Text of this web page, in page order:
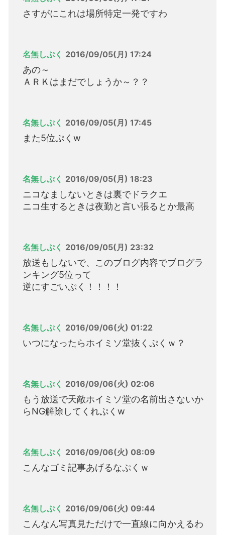
さすがにこれは場所特定一発ですわ
名無しぷく 2016/09/05(月) 17:24
あの～
ＡＲＫはまだでしょうか～？？
名無しぷく 2016/09/05(月) 17:45
また5位ぷくw
名無しぷく 2016/09/05(月) 18:23
ニコなましないときは裏でドラクエ
ニコ生するときは夜勤と言い張るとか最高
名無しぷく 2016/09/05(月) 23:32
放送もしないで、このブログ内容でブログラ
ンキング5位って
逆にすごいぷく！！！！
名無しぷく 2016/09/06(火) 01:22
いつになったらホイミソ堂抜くぷくｗ？
名無しぷく 2016/09/06(火) 02:06
もう放送で天敵ホイミソ堂の名前出さないか
らNG解除してくれぷくw
名無しぷく 2016/09/06(火) 08:09
こんなゴミ記事あげるなぷくｗ
名無しぷく 2016/09/06(火) 09:44
こんなん写真見ただけで一直線に向かえるわ